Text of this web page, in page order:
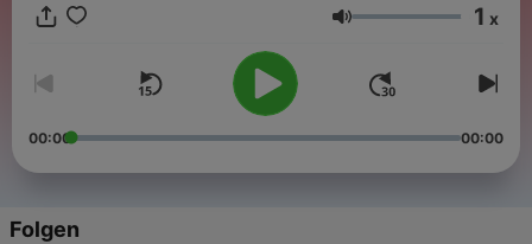
Lautstärke 1 x
00:00 00:00
Folgen